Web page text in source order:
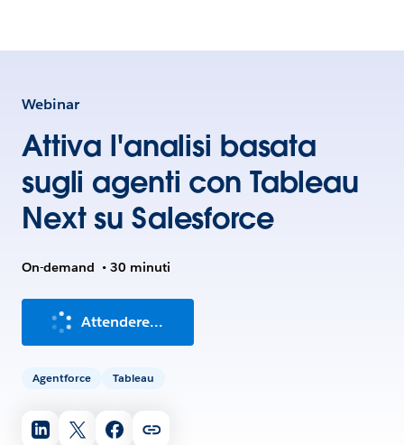
Webinar
Attiva l'analisi basata
sugli agenti con Tableau
Next su Salesforce
On-demand • 30 minuti
Attendere...
Agentforce Tableau